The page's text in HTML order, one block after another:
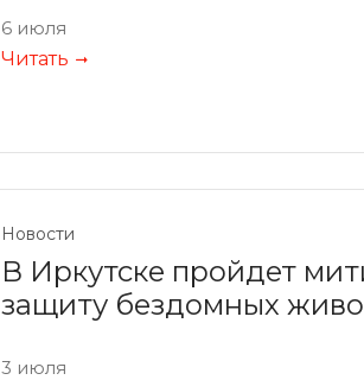
6 июля
Читать
Новости
В Иркутске пройдет
защиту бездомных
3 июля